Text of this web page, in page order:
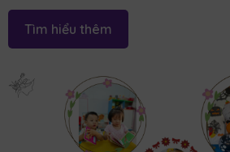
Tìm hiểu thêm